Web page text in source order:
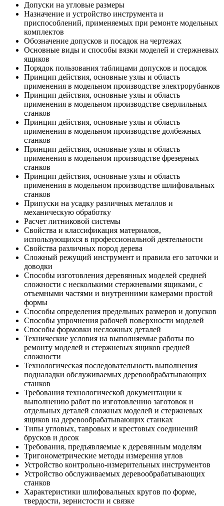
Допуски на угловые размеры
Назначение и устройство инструмента и
приспособлений, применяемых при ремонте модельных
комплектов
Обозначение допусков и посадок на чертежах
Основные виды и способы вязки моделей и стержневых
ящиков
Порядок пользования таблицами допусков и посадок
Принцип действия, основные узлы и область
применения в модельном производстве электрорубанков
Принцип действия, основные узлы и область
применения в модельном производстве сверлильных
станков
Принцип действия, основные узлы и область
применения в модельном производстве долбежных
станков
Принцип действия, основные узлы и область
применения в модельном производстве фрезерных
станков
Принцип действия, основные узлы и область
применения в модельном производстве шлифовальных
станков
Припуски на усадку различных металлов и
механическую обработку
Расчет литниковой системы
Свойства и классификация материалов,
использующихся в профессиональной деятельности
Свойства различных пород дерева
Сложный режущий инструмент и правила его заточки и
доводки
Способы изготовления деревянных моделей средней
сложности с несколькими стержневыми ящиками, с
отъемными частями и внутренними камерами простой
формы
Способы определения предельных размеров и допусков
Способы упрочнения рабочей поверхности моделей
Способы формовки несложных деталей
Технические условия на выполняемые работы по
ремонту моделей и стержневых ящиков средней
сложности
Технологическая последовательность выполнения
подналадки обслуживаемых деревообрабатывающих
станков
Требования технологической документации к
выполнению работ по изготовлению заготовок и
отдельных деталей сложных моделей и стержневых
ящиков на деревообрабатывающих станках
Типы угловых, тавровых и крестовых соединений
брусков и досок
Требования, предъявляемые к деревянным моделям
Тригонометрические методы измерения углов
Устройство контрольно-измерительных инструментов
Устройство обслуживаемых деревообрабатывающих
станков
Характеристики шлифовальных кругов по форме,
твердости, зернистости и связке